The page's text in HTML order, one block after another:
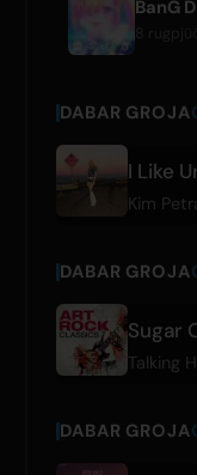
DABAR GROJA
I Like
Kim
DABAR GROJA
Sugar
Talking
DABAR GROJA